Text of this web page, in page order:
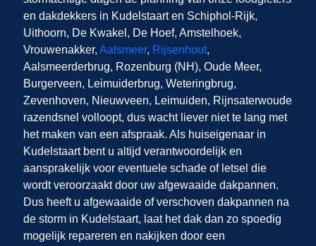
en dakdekkers in Kudelstaart en Schiphol-Rijk,
Uithoorn, De Kwakel, De Hoef, Amstelhoek,
Vrouwenakker, Aalsmeer, Rijsenhout,
Aalsmeerderbrug, Rozenburg (NH), Oude Meer,
Burgerveen, Leimuiderbrug, Weteringbrug,
Zevenhoven, Nieuwveen, Leimuiden, Rijnsaterwoude
razendsnel volloopt, dus wacht liever niet te lang met
het maken van een afspraak. Als huiseigenaar in
Kudelstaart bent u altijd verantwoordelijk en
aansprakelijk voor eventuele schade of letsel die
wordt veroorzaakt door uw afgewaaide dakpannen.
Dus heeft u afgewaaide of verschoven dakpannen na
de storm in Kudelstaart, laat het dak dan zo spoedig
mogelijk repareren en nakijken door een